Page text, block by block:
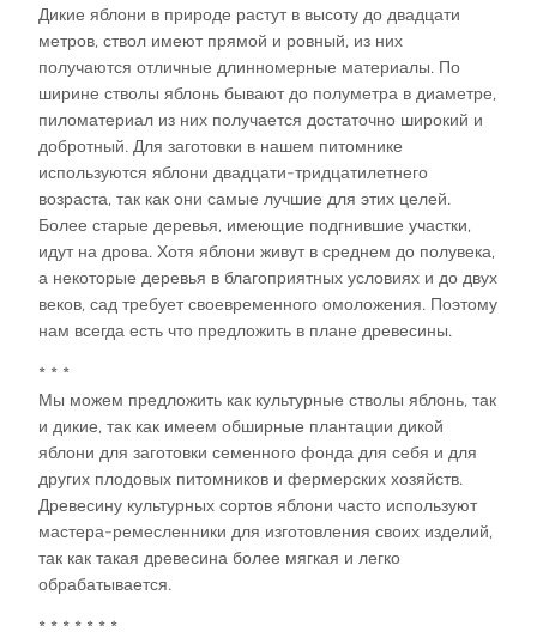
Дикие яблони в природе растут в высоту до двадцати
метров, ствол имеют прямой и ровный, из них
получаются отличные длинномерные материалы. По
ширине стволы яблонь бывают до полуметра в диаметре,
пиломатериал из них получается достаточно широкий и
добротный. Для заготовки в нашем питомнике
используются яблони двадцати-тридцатилетнего
возраста, так как они самые лучшие для этих целей.
Более старые деревья, имеющие подгнившие участки,
идут на дрова. Хотя яблони живут в среднем до полувека,
а некоторые деревья в благоприятных условиях и до двух
веков, сад требует своевременного омоложения. Поэтому
нам всегда есть что предложить в плане древесины.
* * *
Мы можем предложить как культурные стволы яблонь, так
и дикие, так как имеем обширные плантации дикой
яблони для заготовки семенного фонда для себя и для
других плодовых питомников и фермерских хозяйств.
Древесину культурных сортов яблони часто используют
мастера-ремесленники для изготовления своих изделий,
так как такая древесина более мягкая и легко
обрабатывается.
* * * * * * *